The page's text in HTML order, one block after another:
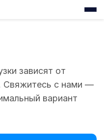
зависят от
Свяжитесь с нами —
вариант